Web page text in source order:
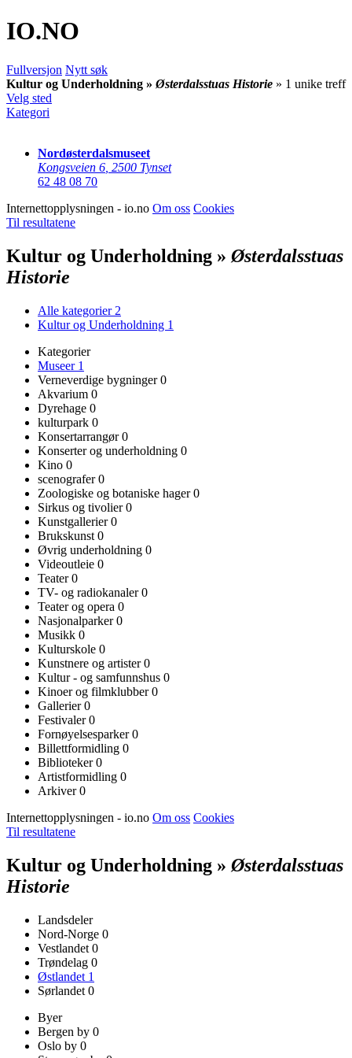
IO.NO
Fullversjon Nytt søk
Kultur og Underholdning » Østerdalsstuas Historie » 1 unike treff
Velg sted
Kategori
Nordøsterdalsmuseet
Kongsveien 6 2500 Tynset
62 48 08 70
Internettopplysningen - io.no Om oss Cookies
Til resultatene
Kultur og Underholdning » Østerdalsstuas
Historie
Alle kategorier 2
Kultur og Underholdning 1
Kategorier
Museer 1
Verneverdige bygninger0
Akvarium 0
Dyrehage 0
kulturpark 0
Konsertarrangør0
Konserter og underholdning 0
Kino 0
scenografer0
Zoologiske og botaniske hager0
Sirkus og tivolier0
Kunstgallerier0
Brukskunst 0
Øvrig underholdning 0
Videoutleie 0
Teater0
TV- og radiokanaler0
Teater og opera 0
Nasjonalparker0
Musikk 0
Kulturskole 0
Kunstnere og artister0
Kultur - og samfunnshus 0
Kinoer og filmklubber0
Gallerier0
Festivaler0
Fornøyelsesparker0
Billettformidling 0
Biblioteker0
Artistformidling 0
Arkiver0
Internettopplysningen - io.no Om oss Cookies
Til resultatene
Kultur og Underholdning » Østerdalsstuas
Historie
Landsdeler
Nord-Norge 0
Vestlandet 0
Trøndelag 0
Østlandet 1
Sørlandet 0
Byer
Bergen by 0
Oslo by 0